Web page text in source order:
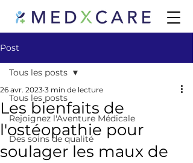
Post
Tous les posts
Rejoignez l'Aventure Médicale
Des soins de qualité
Tous les posts
Les bienfaits de
l'ostéopathie pour
soulager les maux de
26 avr. 2023 3 min de lecture